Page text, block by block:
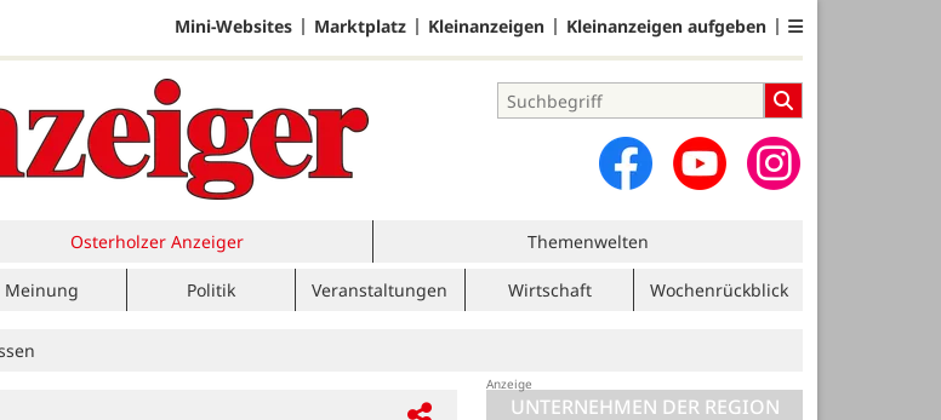
Mini-Websites Marktplatz Kleinanzeigen Kleinanzeigen aufgeben
Osterholzer Anzeiger Themenwelten
Meinung Politik Veranstaltungen Wirtschaft Wochenrückblick
UNTERNEHMEN DER REGION